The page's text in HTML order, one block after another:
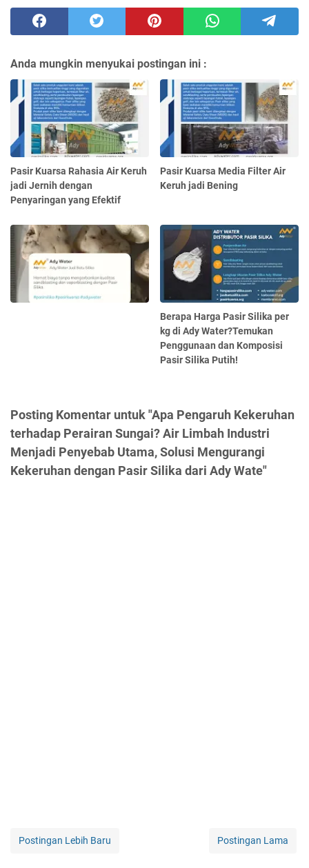
Anda mungkin menyukai postingan ini :
Pasir Kuarsa Rahasia Air Keruh
jadi Jernih dengan
Penyaringan yang Efektif
Pasir Kuarsa Media Filter Air
Keruh jadi Bening
Berapa Harga Pasir Silika per
kg di Ady Water?Temukan
Penggunaan dan Komposisi
Pasir Silika Putih!
Posting Komentar untuk "Apa Pengaruh Kekeruhan
terhadap Perairan Sungai? Air Limbah Industri
Menjadi Penyebab Utama, Solusi Mengurangi
Kekeruhan dengan Pasir Silika dari Ady Wate"
Postingan Lebih Baru Postingan Lama